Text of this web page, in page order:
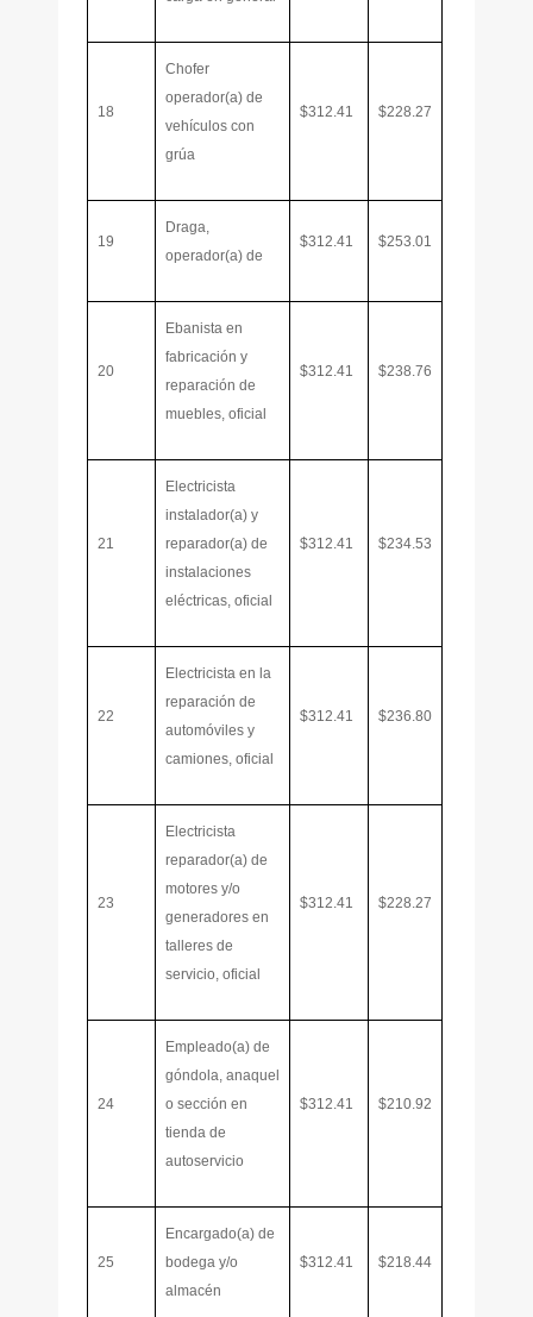
18
Chofer
operador(a) de
vehículos con
grúa
$312.41 $228.27
19
Draga,
operador(a) de
$312.41 $253.01
20
Ebanista en
fabricación y
reparación de
muebles, oficial
$312.41 $238.76
21
Electricista
instalador(a) y
reparador(a) de
instalaciones
eléctricas, oficial
$312.41 $234.53
22
Electricista en la
reparación de
automóviles y
camiones, oficial
$312.41 $236.80
23
Electricista
reparador(a) de
motores y/o
generadores en
talleres de
servicio, oficial
$312.41 $228.27
24
Empleado(a) de
góndola, anaquel
o sección en
tienda de
autoservicio
$312.41 $210.92
25
Encargado(a) de
bodega y/o
almacén
$312.41 $218.44